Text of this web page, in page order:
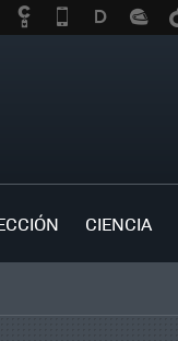
CIENCIA